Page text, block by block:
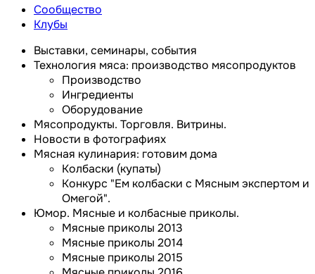
Сообщество
Клубы
Выставки, семинары, события
Технология мяса: производство мясопродуктов
Производство
Ингредиенты
Оборудование
Мясопродукты. Торговля. Витрины.
Новости в фотографиях
Мясная кулинария: готовим дома
Колбаски (купаты)
Конкурс "Ем колбаски с Мясным экспертом и
Омегой".
Юмор. Мясные и колбасные приколы.
Мясные приколы 2013
Мясные приколы 2014
Мясные приколы 2015